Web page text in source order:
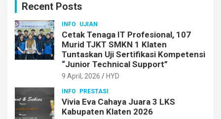
Recent Posts
INFO UJIAN
Cetak Tenaga IT Profesional, 107
Murid TJKT SMKN 1 Klaten
Tuntaskan Uji Sertifikasi Kompetensi
“Junior Technical Support”
9 April, 2026 HYD
INFO PRESTASI
Vivia Eva Cahaya Juara 3 LKS
Kabupaten Klaten 2026